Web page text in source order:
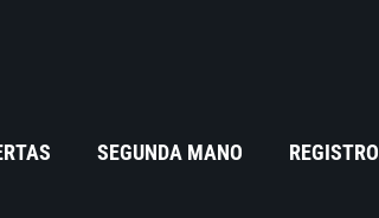
SEGUNDA MANO REGISTRO